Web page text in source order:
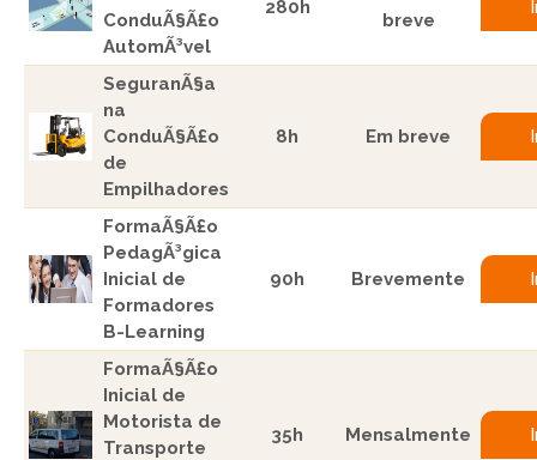
ConduÃ§Ã£o
AutomÃ³vel
280h
breve
SeguranÃ§a
na
ConduÃ§Ã£o
de
Empilhadores
8h Em breve
FormaÃ§Ã£o
PedagÃ³gica
Inicial de
Formadores
B-Learning
90h Brevemente
FormaÃ§Ã£o
Inicial de
Motorista de
Transporte
35h Mensalmente